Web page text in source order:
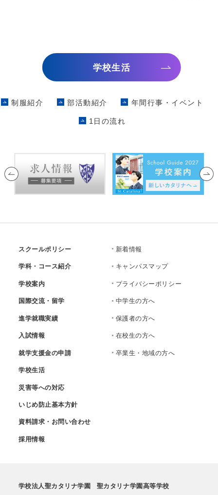
制服紹介 部活動紹介 年間行事・イベント
1日の流れ
学校生活
スクールポリシー
学科・コース紹介
学校案内
国際交流・留学
進学就職実績
入試情報
就学支援金の申請
学校生活
災害等への対応
いじめ防止基本方針
資料請求・お問い合わせ
採用情報
新着情報
キャンパスマップ
プライバシーポリシー
中学生の方へ
保護者の方へ
在校生の方へ
卒業生・地域の方へ
学校法人聖カタリナ学園
聖カタリナ学園高等学校